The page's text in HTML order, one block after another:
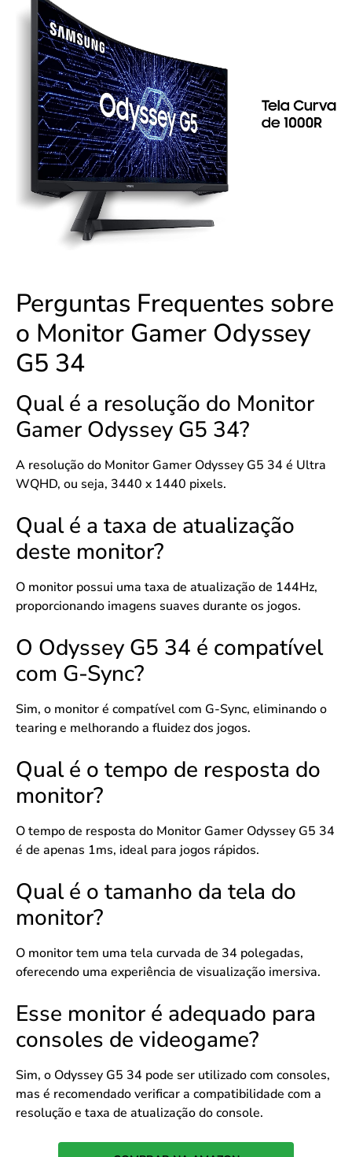
Perguntas Frequentes sobre
o Monitor Gamer Odyssey
G5 34
Qual é a resolução do Monitor
Gamer Odyssey G5 34?
A resolução do Monitor Gamer Odyssey G5 34 é Ultra
WQHD, ou seja, 3440 x 1440 pixels.
Qual é a taxa de atualização
deste monitor?
O monitor possui uma taxa de atualização de 144Hz,
proporcionando imagens suaves durante os jogos.
O Odyssey G5 34 é compatível
com G-Sync?
Sim, o monitor é compatível com G-Sync, eliminando o
tearing e melhorando a fluidez dos jogos.
Qual é o tempo de resposta do
monitor?
O tempo de resposta do Monitor Gamer Odyssey G5 34
é de apenas 1ms, ideal para jogos rápidos.
Qual é o tamanho da tela do
monitor?
O monitor tem uma tela curvada de 34 polegadas,
oferecendo uma experiência de visualização imersiva.
Esse monitor é adequado para
consoles de videogame?
Sim, o Odyssey G5 34 pode ser utilizado com consoles,
mas é recomendado verificar a compatibilidade com a
resolução e taxa de atualização do console.